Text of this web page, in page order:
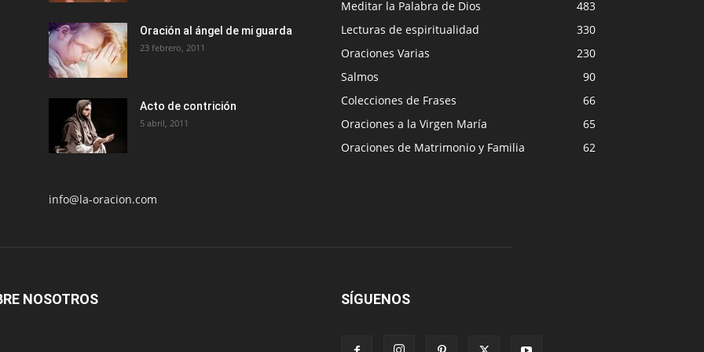
Oración al ángel de mi guarda
23 febrero, 2011
Acto de contrición
5 abril, 2011
info@la-oracion.com
Meditar la Palabra de Dios
483
Lecturas de espiritualidad
330
Oraciones Varias
230
Salmos
90
Colecciones de Frases
66
Oraciones a la Virgen María
65
Oraciones de Matrimonio y Familia
62
NOSOTROS SÍGUENOS